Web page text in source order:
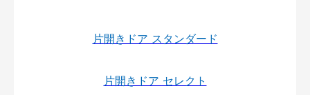
片開きドア スタンダード
片開きドア セレクト